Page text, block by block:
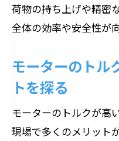
荷物の持ち上げや精密
全体の効率や安全性が
モーターのトル
トを探る
モーターのトルクが高
現場で多くのメリット